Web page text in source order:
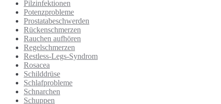
Pilzinfektionen
Potenzprobleme
Prostatabeschwerden
Rückenschmerzen
Rauchen aufhören
Regelschmerzen
Restless-Legs-Syndrom
Rosacea
Schilddrüse
Schlafprobleme
Schnarchen
Schuppen